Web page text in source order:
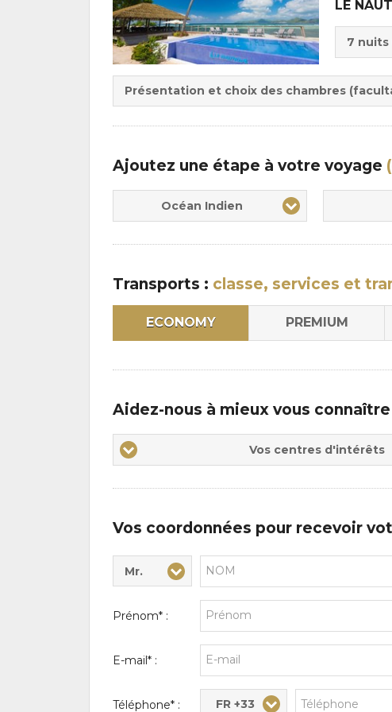
LE
pension
:
:
7 nuits
Présentation et choix des chambres
Ajoutez une étape à votre voyage
Océan Indien
Transports : classe, services et
ECONOMY PREMIUM
Aidez-nous à mieux vous connaître
Vos
centres
Vos centres d'intérêts
Vos coordonnées pour recevoir
Civilité* :
Mr.
Nom* :
Prénom* :
E-mail* :
Téléphone* : FR +33